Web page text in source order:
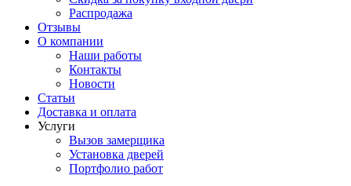
Распродажа
Отзывы
О компании
Наши работы
Контакты
Новости
Статьи
Доставка и оплата
Услуги
Вызов замерщика
Установка дверей
Портфолио работ